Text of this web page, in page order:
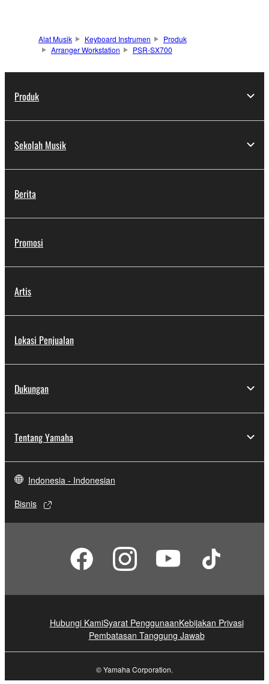
Alat Musik Keyboard Instrumen
Produk
Arranger Workstation
PSR-SX700
Produk
Sekolah Musik
Berita
Promosi
Artis
Lokasi Penjualan
Dukungan
Tentang Yamaha
Indonesia - Indonesian
Bisnis
Hubungi KamiSyarat PenggunaanKebijakan Privasi
Pembatasan Tanggung Jawab
© Yamaha Corporation.